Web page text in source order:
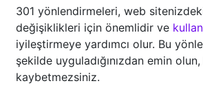
301 yönlendirmeleri, web
değişiklikleri için önemlidir ve
iyileştirmeye yardımcı olur. Bu
şekilde uyguladığınızdan emin
kaybetmezsiniz.